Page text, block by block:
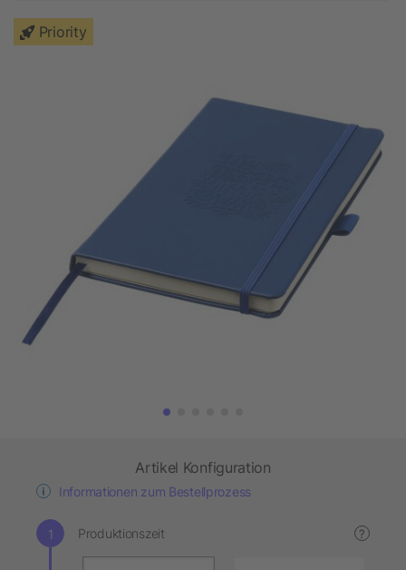
Priority
Artikel Konfiguration
Informationen zum Bestellprozess
Produktionszeit ?